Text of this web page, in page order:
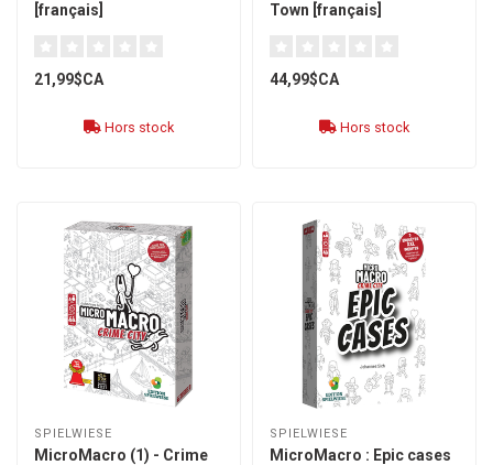
[français]
21,99$CA
Hors stock
Town [français]
44,99$CA
Hors stock
SPIELWIESE
MicroMacro (1) - Crime
SPIELWIESE
MicroMacro : Epic cases